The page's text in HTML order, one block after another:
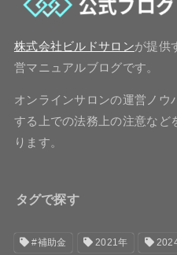
株式会社ビルドサロンが提供
営マニュアルブログです。
オンラインサロンの運営ノウ
する上での法務上の注意など
ります。
タグで探す
#補助金 2021年